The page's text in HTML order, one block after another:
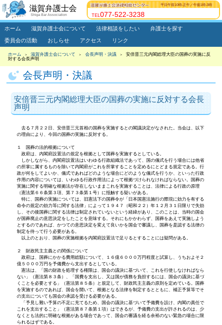
滋賀弁護士会
Shiga Bar Association TEL 077-522-3238
平日午前10時-正午／午後1時-3時
ホーム 滋賀弁護士会について 法律相談をしたい
弁護士を探す
委員会の活動
おしらせ アクセス リンク
ホーム ＞ 滋賀弁護士会について ＞ 会長声明・決議 ＞
安倍晋三元内閣総理大臣の国葬の実施に反
対する会長声明
会長声明・決議
安倍晋三元内閣総理大臣の国葬の実施に反対する会長
声明
去る７月２２日、安倍晋三元首相の国葬を実施するとの閣議決定がなされた。当会は、以下
の理由により、今回の国葬の実施に反対する。
１ 国葬の法的根拠について
政府は、内閣府設置法の規定を根拠として国葬を実施するとしている。
しかしながら、内閣府設置法はいわゆる行政組織法であって、国の儀式を行う場合には他省
の所掌に属するものを除いて内閣府がこれを所掌することを定めるにとどまる規定である。行
政が何をしてよいか、儀式であればどのような場合にどのような儀式を行うか、といった行政
作用の内容については、いわゆる行政作用法によって根拠づけられなければならない。国葬の
実施に関する明確な根拠法が存在しないままこれを実施することは、法律による行政の原理
（憲法第６６条第３項、第７３条第１号）に抵触する疑いがある。
特に、国葬の実施については、旧憲法下の国葬令が「日本国憲法施行の際現に効力を有する
命令の規定の効力等に関する法律」によって１９４７（昭和２２）年１２月３１日限りで失効
し、その後国葬に関する法律は制定されていないという経緯があり、このことは、当時の国会
が国葬廃止の意思決定をしたことを意味する。それにもかかわらず、国葬をあえて実施しよう
とするのであれば、かつての意思決定を変えて良いかを国会で審議し、国葬を是認する法律の
制定を待って行う必要がある。
以上のとおり、国葬の実施根拠を内閣府設置法で足りるとすることには疑問がある。
２ 財政民主主義との関係について
政府は、国葬にかかる費用総額について、１６億６０００万円程度と試算し、うちおよそ２
億５０００万円を予備費から支出するとしている。
憲法は、「国の財政を処理する権限は、国会の議決に基づいて、これを行使しなければなら
ない」（憲法第８３条）、「国費を支出し、又は国が債務を負担するには、国会の議決に基づ
くことを必要とする」（憲法第８５条）と規定して、財政民主主義の原則を定めている。国葬
を実施するのであれば、国会を開いて、根拠となる法律を制定するとともに、補正予算等でそ
の支出についても国会の承認を受ける必要がある。
「予見し難い予算の不足に充てるため、国会の議決に基づいて予備費を設け、内閣の責任で
これを支出すること」（憲法第８７条第１項）はできるが、予備費の支出が許されるのは、少
なくとも法的に明確な根拠がある場合であって、国会の審議を経る余裕のない緊急の場合に限
られるはずである。